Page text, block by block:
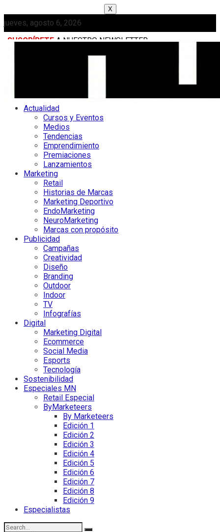
X
jueves, agosto 6, 2026
SUSCRÍBETE A NUESTRO NEWSLETTER
Actualidad
Cursos y Eventos
Medios
Tendencias
Emprendimiento
Premiaciones
Lanzamientos
Marketing
Retail
Historias de Marcas
Marketing Deportivo
EndoMarketing
NeuroMarketing
Marcas con propósito
Publicidad
Campañas
Creatividad
Diseño
Branding
Outdoor
Indoor
TV
Infografías
Digital
Marketing Digital
Ecommerce
Social Media
Esports
Tecnología
Sostenibilidad
Especiales MN
Retail Especial
ByMarketeers
By Marketeers
Edición 1
Edición 2
Edición 3
Edición 4
Edición 5
Edición 6
Edición 7
Edición 8
Edición 9
Especialistas